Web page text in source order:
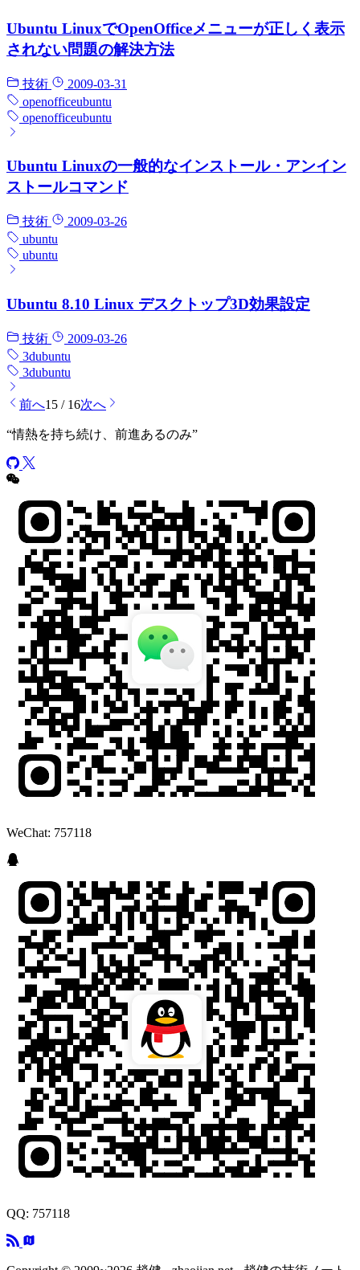
Ubuntu LinuxでOpenOfficeメニューが正しく表示
されない問題の解決方法
技術
2009-03-31
openofficeubuntu
openofficeubuntu
Ubuntu Linuxの一般的なインストール・アンイン
ストールコマンド
技術
2009-03-26
ubuntu
ubuntu
Ubuntu 8.10 Linux デスクトップ3D効果設定
技術
2009-03-26
3dubuntu
3dubuntu
前へ15 / 16次へ
“情熱を持ち続け、前進あるのみ”
WeChat: 757118
QQ: 757118